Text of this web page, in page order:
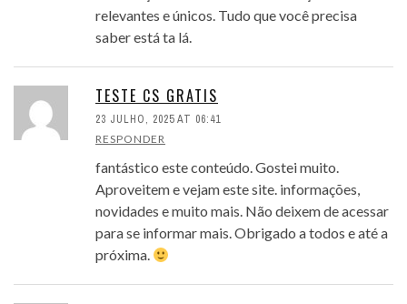
relevantes e únicos. Tudo que você precisa
saber está ta lá.
TESTE CS GRATIS
23 JULHO, 2025 AT 06:41
RESPONDER
fantástico este conteúdo. Gostei muito.
Aproveitem e vejam este site. informações,
novidades e muito mais. Não deixem de acessar
para se informar mais. Obrigado a todos e até a
próxima.